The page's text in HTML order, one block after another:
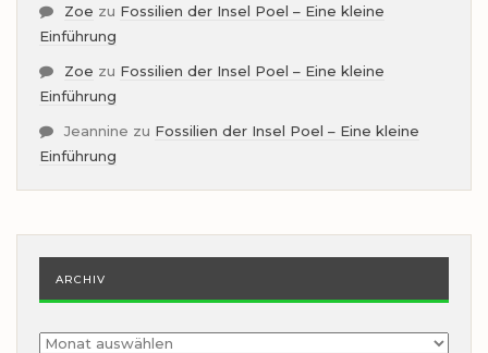
Zoe zu Fossilien der Insel Poel – Eine kleine
Einführung
Zoe zu Fossilien der Insel Poel – Eine kleine
Einführung
Jeannine zu Fossilien der Insel Poel – Eine kleine
Einführung
ARCHIV
Archiv